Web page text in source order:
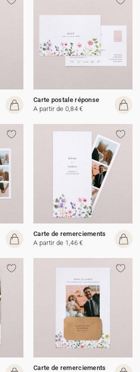
Carte postale réponse
A partir de 0,84 €
Carte de remerciements
A partir de 1,46 €
Carte de remerciements